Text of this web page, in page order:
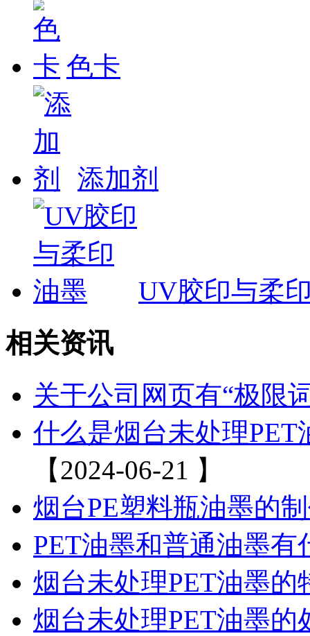
色卡
添加剂
UV胶印与柔
相关资讯
关于公司网页有“极限
什么是烟台未处理
【2024-06-21 】
烟台PE塑料瓶油墨的
PET油墨和普通油墨有
烟台未处理PET油墨的
烟台未处理PET油墨的